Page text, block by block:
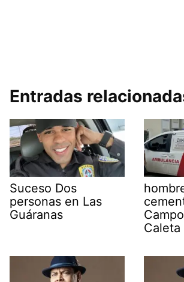
Entradas
Suceso Dos
personas en Las
Guáranas
Caleta